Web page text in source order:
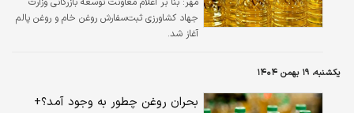
جهاد کشاورزی ثبت‌سفارش روغن خام و روغن پالم
آغاز شد.
یکشنبه، ۱۹ بهمن ۱۴۰۴
بحران روغن چطور به وجود آمد؟+